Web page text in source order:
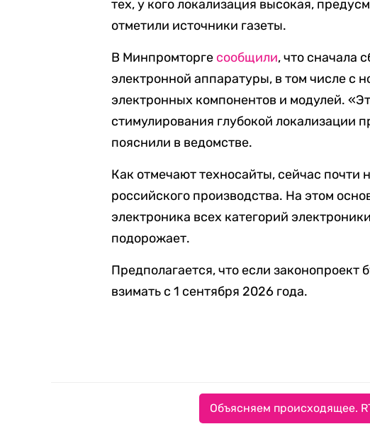
тех, у кого локализация высокая,
отметили источники газеты.
В Минпромторге сообщили, что сначала
электронной аппаратуры, в том числе с
электронных компонентов и модулей.
стимулирования глубокой локализации
пояснили в ведомстве.
Как отмечают техносайты, сейчас почти
российского производства. На этом
электроника всех категорий
подорожает.
Предполагается, что если законопроект
взимать с 1 сентября 2026 года.
Объясняем происходящее.